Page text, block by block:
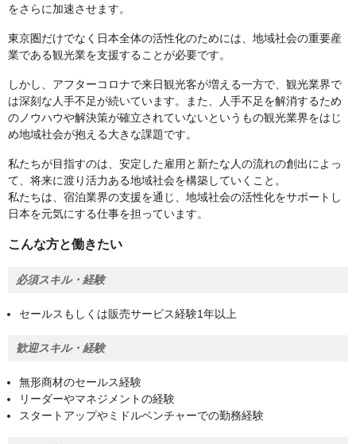
をさらに加速させます。
東京圏だけでなく日本全体の活性化のためには、地域社会の重要産
業である観光業を支援することが必要です。
しかし、アフターコロナで来日観光客が増える一方で、観光業界で
は深刻な人手不足が続いています。また、人手不足を解消するため
のノウハウや解決策が確立されていないというもの観光業界をはじ
め地域社会が抱える大きな課題です。
私たちが目指すのは、安定した雇用と新たな人の流れの創出によっ
て、将来に渡り活力ある地域社会を構築していくこと。
私たちは、宿泊業界の支援を通じ、地域社会の活性化をサポートし
日本を元気にする仕事を担っています。
こんな方と働きたい
必須スキル・経験
セールスもしくは販売サービス経験1年以上
歓迎スキル・経験
無形商材のセールス経験
リーダーやマネジメントの経験
スタートアップやミドルベンチャーでの勤務経験